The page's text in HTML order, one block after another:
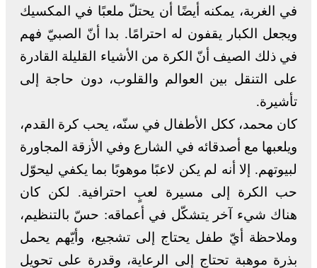
في الغربة، يمكنه أيضًا أن يحتلّ ملعبًا في المكسيك
ويجعل الكبار يقفون له احترامًا. بدا أنّ الصبيّ فهم
في ذلك الصيف أنّ الكرة من الأشياء القليلة القادرة
على التنقل بين العوالم والقلوب، دون حاجة إلى
تأشيرة.
كان محمد، ككل الأطفال في سنّه، يحب كرة القدم،
ويلعبها مع أصدقائه في الشارع وفي الأزقة المجاورة
لبيوتهم. إلا أنه لم يكن لاعبًا موهوبًا بما يكفي ليحوّل
حب الكرة إلى مسيرة لعبٍ احترافية. لكن كان
هناك شيء آخر يتشكّل في أعماقه: حسّ بالتنظيم،
وملاحظة أيّ طفل يحتاج إلى تشجيع، وأيّهم يحمل
بذرة موهبة تحتاج إلى الرعاية، وقدرة على تحويل